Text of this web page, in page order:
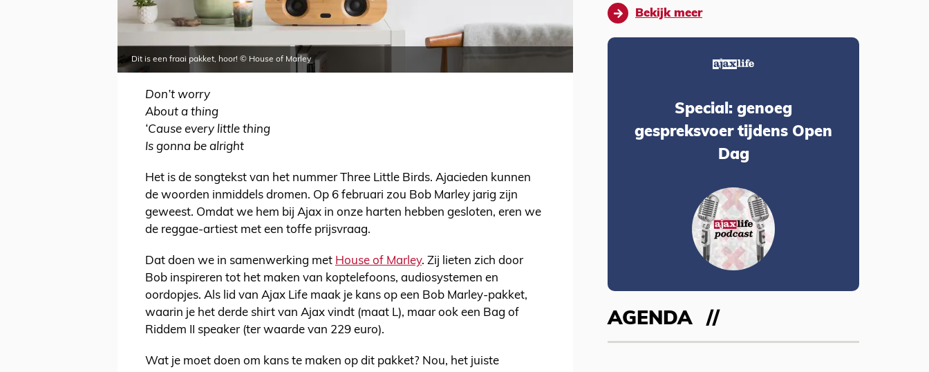
Dit is een fraai pakket, hoor! © House of Marley
Don’t worry
About a thing
‘Cause every little thing
Is gonna be alright
Het is de songtekst van het nummer Three Little Birds. Ajacieden kunnen
de woorden inmiddels dromen. Op 6 februari zou Bob Marley jarig zijn
geweest. Omdat we hem bij Ajax in onze harten hebben gesloten, eren we
de reggae-artiest met een toffe prijsvraag.
Dat doen we in samenwerking met House of Marley. Zij lieten zich door
Bob inspireren tot het maken van koptelefoons, audiosystemen en
oordopjes. Als lid van Ajax Life maak je kans op een Bob Marley-pakket,
waarin je het derde shirt van Ajax vindt (maat L), maar ook een Bag of
Riddem II speaker (ter waarde van 229 euro).
Wat je moet doen om kans te maken op dit pakket? Nou, het juiste
Bekijk meer
Special: genoeg
gespreksvoer tijdens Open
Dag
AGENDA